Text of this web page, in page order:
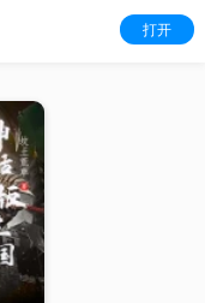
打开